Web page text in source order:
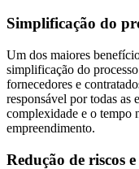
Simplificação do
Um dos maiores
simplificação do
fornecedores e
responsável por todas as
complexidade e o tempo
empreendimento.
Redução de riscos e